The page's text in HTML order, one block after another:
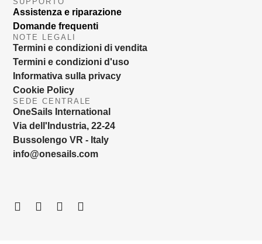
Assistenza e riparazione
Domande frequenti
NOTE LEGALI
Termini e condizioni di vendita
Termini e condizioni d'uso
Informativa sulla privacy
Cookie Policy
SEDE CENTRALE
OneSails International
Via dell'Industria, 22-24
Bussolengo VR - Italy
info@onesails.com